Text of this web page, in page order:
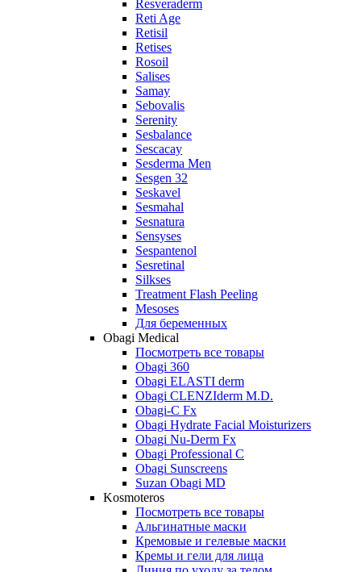
Resveraderm
Reti Age
Retisil
Retises
Rosoil
Salises
Samay
Sebovalis
Serenity
Sesbalance
Sescacay
Sesderma Men
Sesgen 32
Seskavel
Sesmahal
Sesnatura
Sensyses
Sespantenol
Sesretinal
Silkses
Treatment Flash Peeling
Mesoses
Для беременных
Obagi Medical
Посмотреть все товары
Obagi 360
Obagi ELASTI derm
Obagi CLENZIderm M.D.
Obagi-C Fx
Obagi Hydrate Facial Moisturizers
Obagi Nu-Derm Fx
Obagi Professional C
Obagi Sunscreens
Suzan Obagi MD
Kosmoteros
Посмотреть все товары
Альгинатные маски
Кремовые и гелевые маски
Кремы и гели для лица